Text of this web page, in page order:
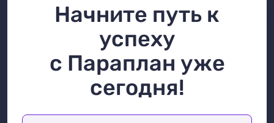
Начните путь к
успеху
с Параплан уже
сегодня!